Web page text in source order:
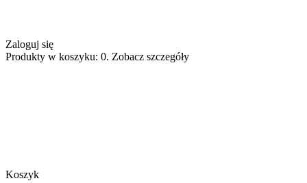
Zaloguj się
Produkty w koszyku: 0. Zobacz szczegóły
Koszyk